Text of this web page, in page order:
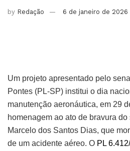
by Redação 6 de janeiro de 2026
Um projeto apresentado pelo
Pontes (PL-SP) institui o dia
manutenção aeronáutica, em 29
homenagem ao ato de bravura
Marcelo dos Santos Dias, que
de um acidente aéreo. O PL